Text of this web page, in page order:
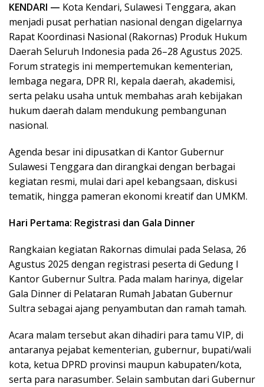
KENDARI — Kota Kendari, Sulawesi Tenggara, akan
menjadi pusat perhatian nasional dengan digelarnya
Rapat Koordinasi Nasional (Rakornas) Produk Hukum
Daerah Seluruh Indonesia pada 26–28 Agustus 2025.
Forum strategis ini mempertemukan kementerian,
lembaga negara, DPR RI, kepala daerah, akademisi,
serta pelaku usaha untuk membahas arah kebijakan
hukum daerah dalam mendukung pembangunan
nasional.
Agenda besar ini dipusatkan di Kantor Gubernur
Sulawesi Tenggara dan dirangkai dengan berbagai
kegiatan resmi, mulai dari apel kebangsaan, diskusi
tematik, hingga pameran ekonomi kreatif dan UMKM.
Hari Pertama: Registrasi dan Gala Dinner
Rangkaian kegiatan Rakornas dimulai pada Selasa, 26
Agustus 2025 dengan registrasi peserta di Gedung I
Kantor Gubernur Sultra. Pada malam harinya, digelar
Gala Dinner di Pelataran Rumah Jabatan Gubernur
Sultra sebagai ajang penyambutan dan ramah tamah.
Acara malam tersebut akan dihadiri para tamu VIP, di
antaranya pejabat kementerian, gubernur, bupati/wali
kota, ketua DPRD provinsi maupun kabupaten/kota,
serta para narasumber. Selain sambutan dari Gubernur